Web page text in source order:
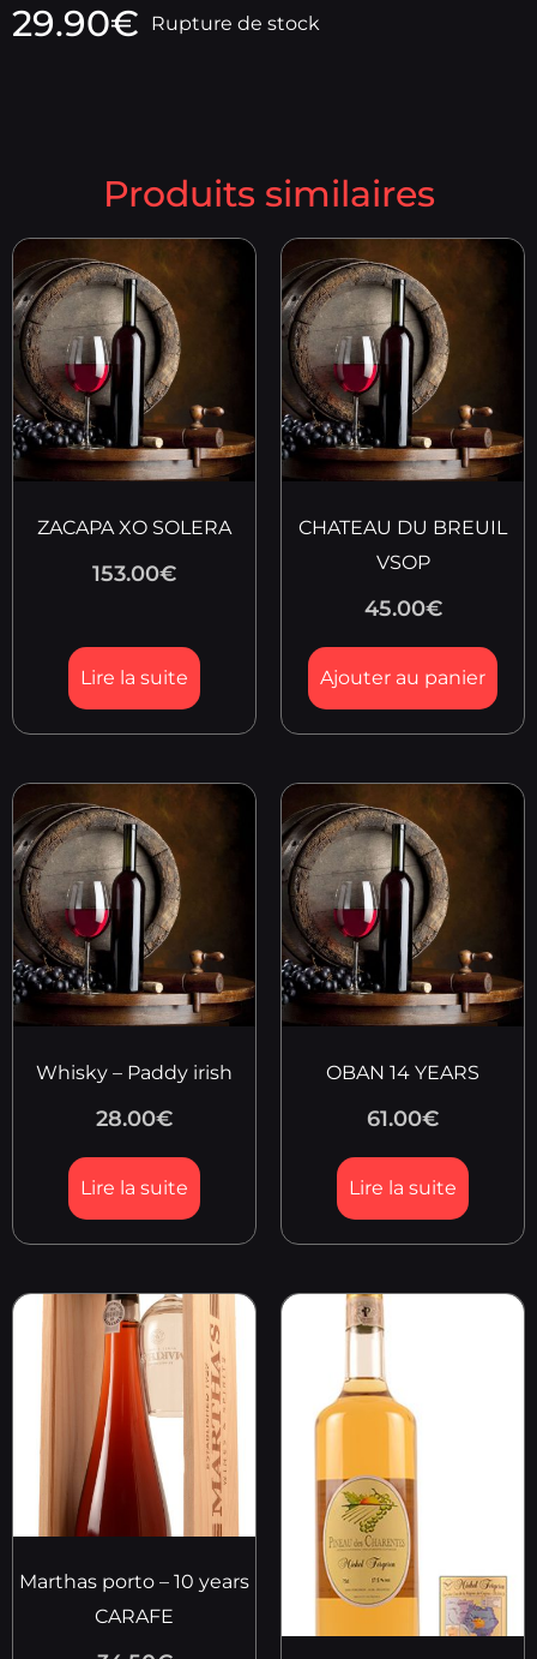
29.90€ Rupture de stock
Produits similaires
ZACAPA XO SOLERA
153.00€
Lire la suite
CHATEAU DU BREUIL
VSOP
45.00€
Ajouter au panier
Whisky – Paddy irish
28.00€
Lire la suite
OBAN 14 YEARS
61.00€
Lire la suite
Marthas porto – 10 years
CARAFE